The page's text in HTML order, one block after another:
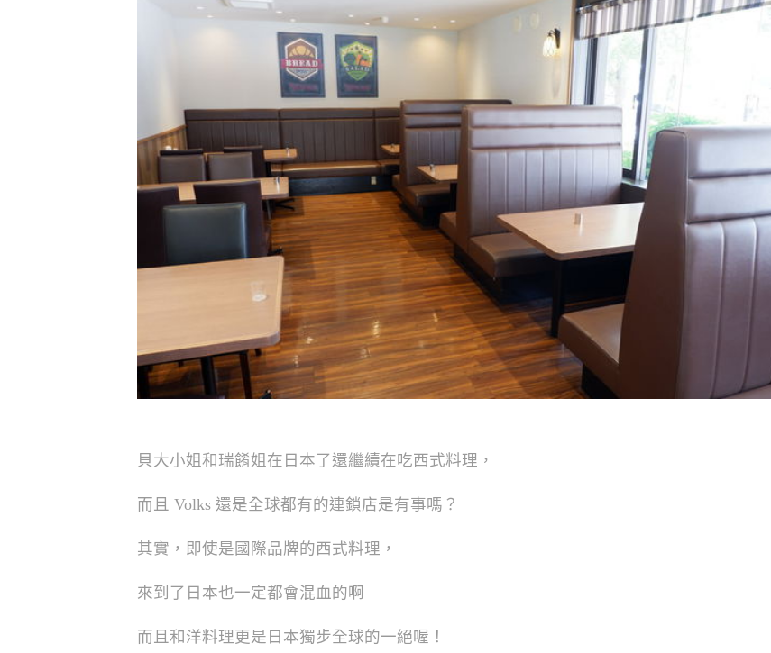
貝大小姐和瑞餚姐在日本了還繼續在吃西式料理，
而且 Volks 還是全球都有的連鎖店是有事嗎？
其實，即使是國際品牌的西式料理，
來到了日本也一定都會混血的啊
而且和洋料理更是日本獨步全球的一絕喔！